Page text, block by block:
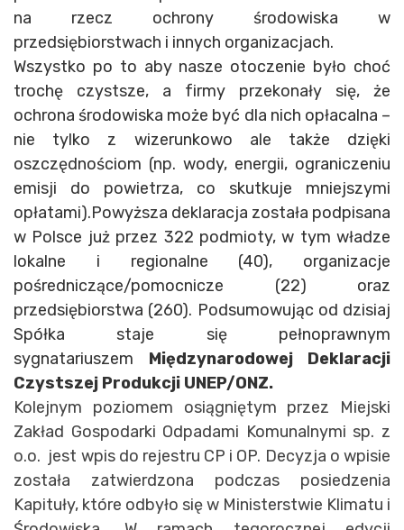
na rzecz ochrony środowiska w
przedsiębiorstwach i innych organizacjach.
Wszystko po to aby nasze otoczenie było choć
trochę czystsze, a firmy przekonały się, że
ochrona środowiska może być dla nich opłacalna –
nie tylko z wizerunkowo ale także dzięki
oszczędnościom (np. wody, energii, ograniczeniu
emisji do powietrza, co skutkuje mniejszymi
opłatami).Powyższa deklaracja została podpisana
w Polsce już przez 322 podmioty, w tym władze
lokalne i regionalne (40), organizacje
pośredniczące/pomocnicze (22) oraz
przedsiębiorstwa (260). Podsumowując od dzisiaj
Spółka staje się pełnoprawnym
sygnatariuszem Międzynarodowej Deklaracji
Czystszej Produkcji UNEP/ONZ.
Kolejnym poziomem osiągniętym przez Miejski
Zakład Gospodarki Odpadami Komunalnymi sp. z
o.o. jest wpis do rejestru CP i OP. Decyzja o wpisie
została zatwierdzona podczas posiedzenia
Kapituły, które odbyło się w Ministerstwie Klimatu i